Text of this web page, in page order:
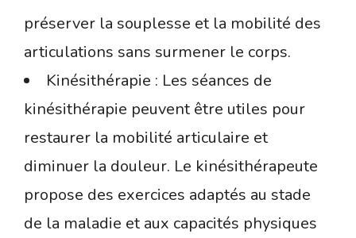
préserver la souplesse et la mobilité des
articulations sans surmener le corps.
Kinésithérapie : Les séances de
kinésithérapie peuvent être utiles pour
restaurer la mobilité articulaire et
diminuer la douleur. Le kinésithérapeute
propose des exercices adaptés au stade
de la maladie et aux capacités physiques